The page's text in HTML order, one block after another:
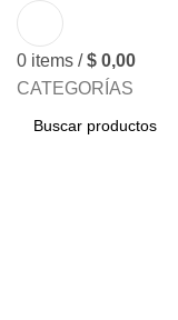
0 items / $ 0,00
CATEGORÍAS